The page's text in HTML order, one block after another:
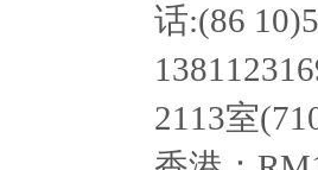
话:(86
2113室